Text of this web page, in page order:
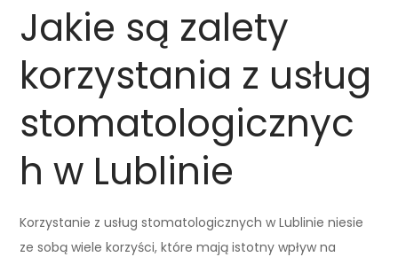
Jakie są zalety
korzystania z usług
stomatologicznyc
h w Lublinie
Korzystanie z usług stomatologicznych w Lublinie niesie
ze sobą wiele korzyści, które mają istotny wpływ na